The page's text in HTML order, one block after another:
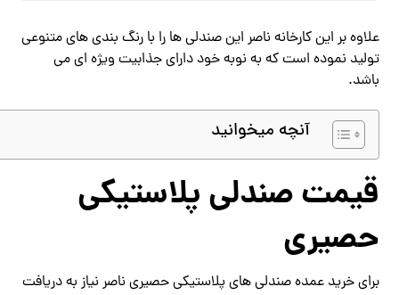
علاوه بر این کارخانه ناصر این صندلی ها را با رنگ بندی های متنوعی
تولید نموده است که به نوبه خود دارای جذابیت ویژه ای می
باشد.
آنچه میخوانید
قیمت صندلی پلاستیکی
حصیری
برای خرید عمده صندلی های پلاستیکی حصیری ناصر نیاز به دریافت